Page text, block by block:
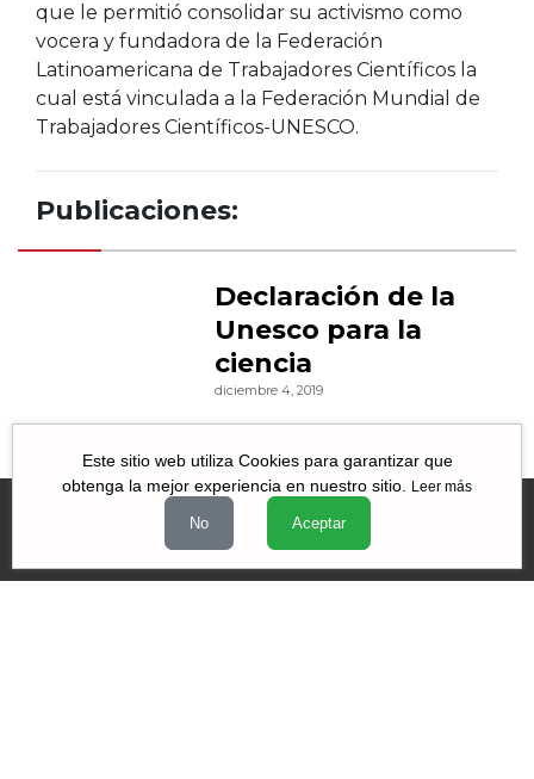
que le permitió consolidar su activismo como
vocera y fundadora de la Federación
Latinoamericana de Trabajadores Científicos la
cual está vinculada a la Federación Mundial de
Trabajadores Científicos-UNESCO.
Publicaciones:
Declaración de la
Unesco para la
ciencia
diciembre 4, 2019
Este sitio web utiliza Cookies para garantizar que
obtenga la mejor experiencia en nuestro sitio.
Leer más
No Aceptar